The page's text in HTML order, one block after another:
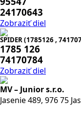
24170643
Zobraziť diel
SPIDER (1785126 ,
1785 126
74170784
Zobraziť diel
MV – Junior s.r.o.
Jasenie 489, 976 75